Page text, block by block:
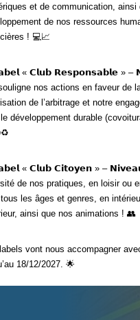
et de communication, ainsi
de nos ressources
! 💻📈
« 𝗖𝗹𝘂𝗯 𝗥𝗲𝘀𝗽𝗼𝗻𝘀𝗮𝗯𝗹𝗲 » –
nos actions en faveur de
de l’arbitrage et notre
développement durable
« 𝗖𝗹𝘂𝗯 𝗖𝗶𝘁𝗼𝘆𝗲𝗻 » –
de nos pratiques, en loisir ou
les âges et genres, en
ainsi que nos animations ! 👥
vont nous accompagner
18/12/2027. 🌟